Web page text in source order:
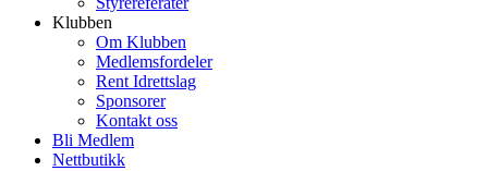
Klubben
Om Klubben
Medlemsfordeler
Rent Idrettslag
Sponsorer
Kontakt oss
Bli Medlem
Nettbutikk